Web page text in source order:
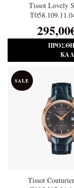
Tissot Lovely
295,00
SALE
Tissot